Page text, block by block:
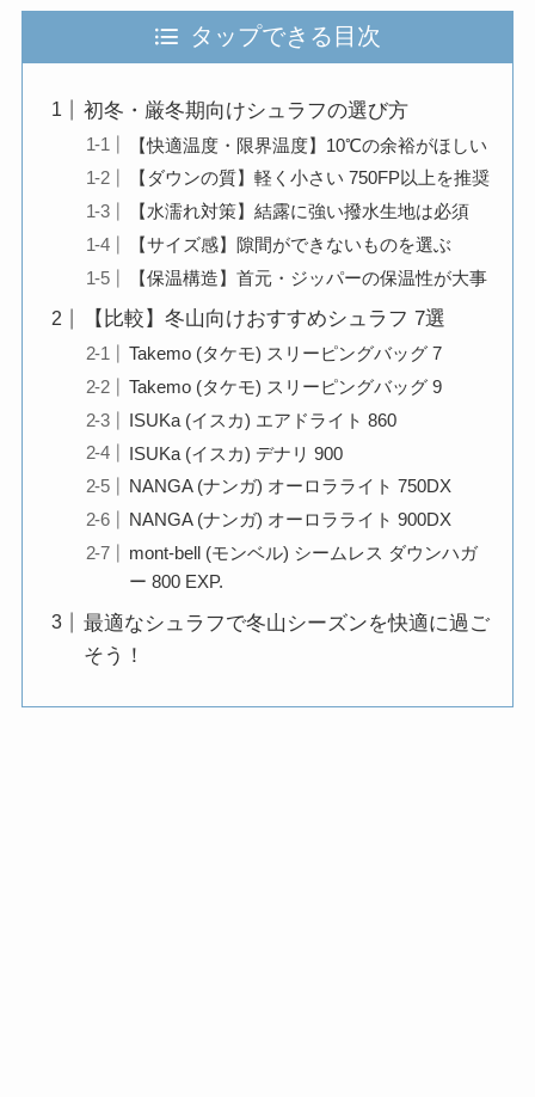
タップできる目次
初冬・厳冬期向けシュラフの選び方
【快適温度・限界温度】10℃の余裕がほしい
【ダウンの質】軽く小さい 750FP以上を推奨
【水濡れ対策】結露に強い撥水生地は必須
【サイズ感】隙間ができないものを選ぶ
【保温構造】首元・ジッパーの保温性が大事
【比較】冬山向けおすすめシュラフ 7選
Takemo (タケモ) スリーピングバッグ 7
Takemo (タケモ) スリーピングバッグ 9
ISUKa (イスカ) エアドライト 860
ISUKa (イスカ) デナリ 900
NANGA (ナンガ) オーロラライト 750DX
NANGA (ナンガ) オーロラライト 900DX
mont-bell (モンベル) シームレス ダウンハガ
ー 800 EXP.
最適なシュラフで冬山シーズンを快適に過ご
そう！